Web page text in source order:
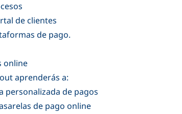
de clientes
de pago.
online
aprenderás a:
personalizada de pagos
de pago online